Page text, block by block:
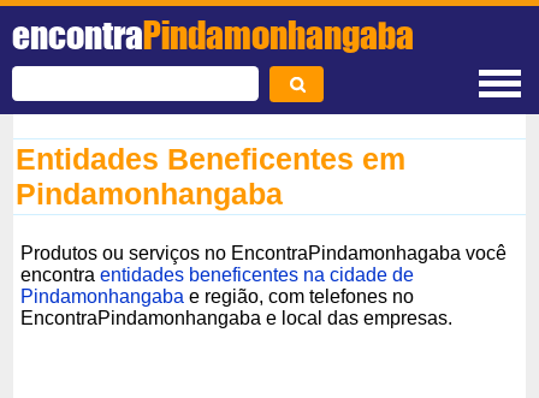
encontraPindamonhangaba
Entidades Beneficentes em
Pindamonhangaba
Produtos ou serviços no EncontraPindamonhagaba você
encontraentidades beneficentes na cidade de
Pindamonhangaba e região, com telefones no
EncontraPindamonhangaba e local das empresas.